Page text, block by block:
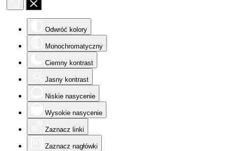
Odwróć kolory
Monochromatyczny
Ciemny kontrast
Jasny kontrast
Niskie nasycenie
Wysokie nasycenie
Zaznacz linki
Zaznacz nagłówki